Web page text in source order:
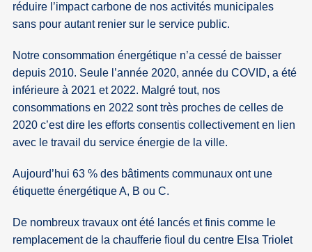
réduire l’impact carbone de nos activités municipales
sans pour autant renier sur le service public.
Notre consommation énergétique n’a cessé de baisser
depuis 2010. Seule l’année 2020, année du COVID, a été
inférieure à 2021 et 2022. Malgré tout, nos
consommations en 2022 sont très proches de celles de
2020 c’est dire les efforts consentis collectivement en lien
avec le travail du service énergie de la ville.
Aujourd’hui 63 % des bâtiments communaux ont une
étiquette énergétique A, B ou C.
De nombreux travaux ont été lancés et finis comme le
remplacement de la chaufferie fioul du centre Elsa Triolet